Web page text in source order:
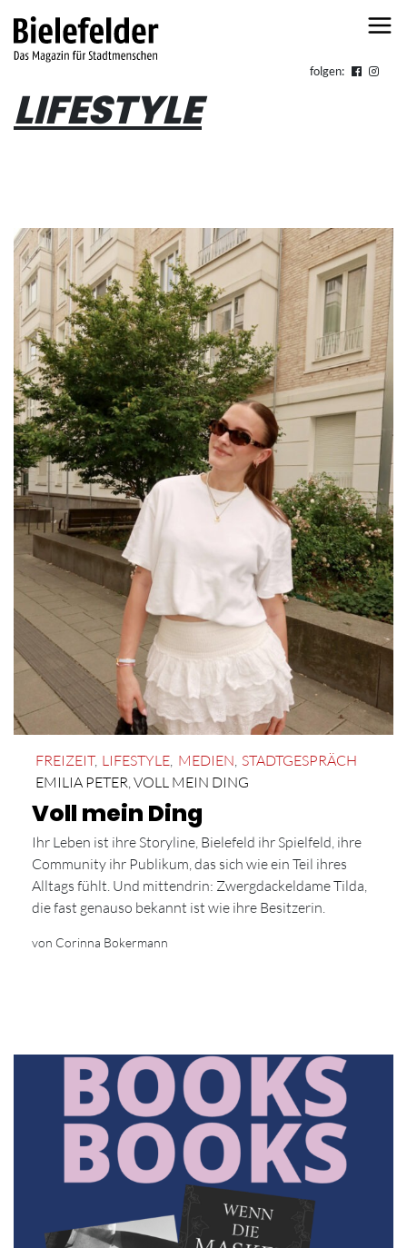
folgen:
LIFESTYLE
FREIZEIT, LIFESTYLE MEDIEN STADTGESPRÄCH
EMILIA PETER VOLL MEIN DING
Voll mein Ding
Ihr Leben ist ihre Storyline, Bielefeld ihr Spielfeld, ihre
Community ihr Publikum, das sich wie ein Teil ihres
Alltags fühlt. Und mittendrin: Zwergdackeldame Tilda,
die fast genauso bekannt ist wie ihre Besitzerin.
von Corinna Bokermann